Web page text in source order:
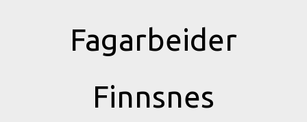
Fagarbeider
Finnsnes